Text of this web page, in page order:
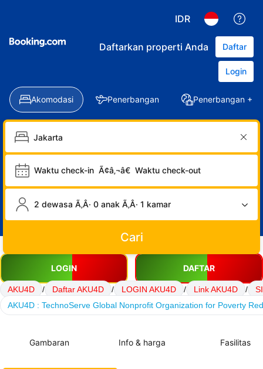
IDR
Daftarkan properti Anda Daftar
Login
Akomodasi Penerbangan Penerbangan +
Waktu check-in Ã¢â‚¬â€ Waktu check-out
2 dewasa Ã‚Â· 0 anak Ã‚Â· 1 kamar
Cari
LOGIN DAFTAR
AKU4D / Daftar AKU4D / LOGIN AKU4D / Link AKU4D /
AKU4D : TechnoServe Global Nonprofit Organization for Poverty
Gambaran Info & harga Fasilitas